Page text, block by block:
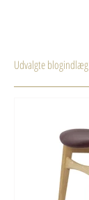
Udvalgte blogindlæg